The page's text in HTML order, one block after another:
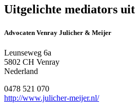
Uitgelichte mediators uit
Advocaten Venray Julicher & Meijer
Leunseweg 6a
5802 CH Venray
Nederland
0478 521 070
http://www.julicher-meijer.nl/